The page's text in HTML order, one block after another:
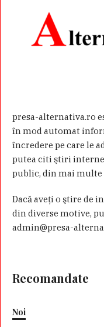
presa-alternativa.ro
în mod automat
încredere pe care le
putea citi ştiri
public, din mai multe
Dacă aveţi o ştire de
din diverse motive,
admin@presa-
Recomandate
Noi